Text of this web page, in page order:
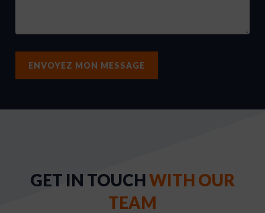
GET IN TOUCHWITH OUR
TEAM